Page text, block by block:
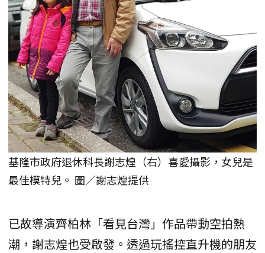
基隆市政府退休科長謝志煌（右）喜愛攝影，女兒是
最佳模特兒。 圖／謝志煌提供
已故導演齊柏林「看見台灣」作品帶動空拍熱
潮，謝志煌也受啟發。透過玩搖控直升機的朋友